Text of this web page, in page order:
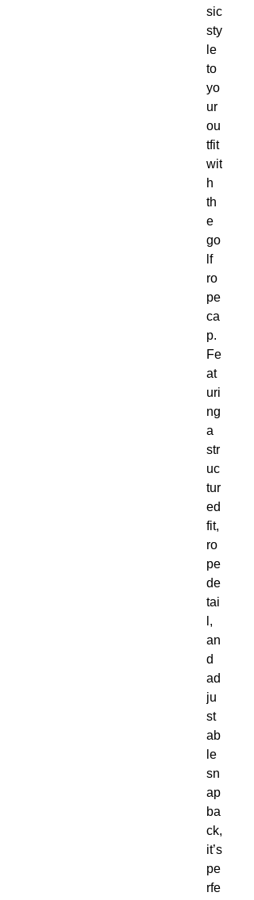
sic
sty
le
to
yo
ur
ou
tfit
wit
h
th
e
go
lf
ro
pe
ca
p.
Fe
at
uri
ng
a
str
uc
tur
ed
fit,
ro
pe
de
tai
l,
an
d
ad
ju
st
ab
le
sn
ap
ba
ck,
it’s
pe
rfe